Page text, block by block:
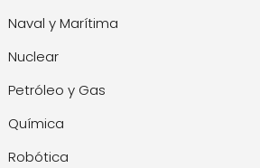
Naval y Marítima
Nuclear
Petróleo y Gas
Química
Robótica